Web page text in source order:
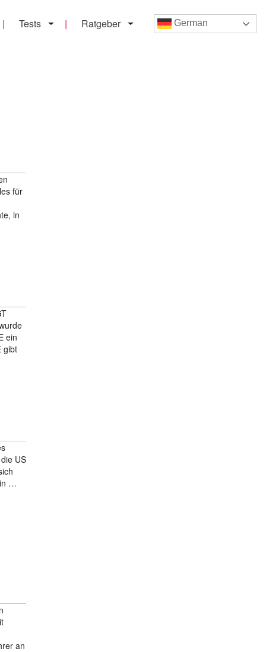
Tests Ratgeber German
für
in
ein
gibt
US
…
an